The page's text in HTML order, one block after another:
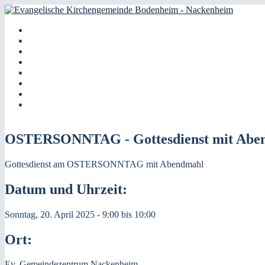
Direkt zum Inhalt
Evangelische
Kirchengemeinde
Bodenheim -
Nackenheim
Kategorien
OSTERSONNTAG - Gottesdienst mit
Gottesdienst am OSTERSONNTAG mit Abendmahl
Datum und Uhrzeit:
Sonntag, 20. April 2025 - 9:00 bis 10:00
Ort: